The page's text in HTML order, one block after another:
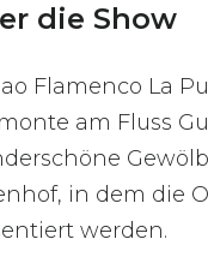
die Show
Flamenco La
am Fluss
in dem die
werden.